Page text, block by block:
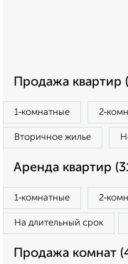
Продажа квартир
1‑комнатные
Вторичное жилье
Аренда квартир
1‑комнатные
На длительный срок
Продажа комнат